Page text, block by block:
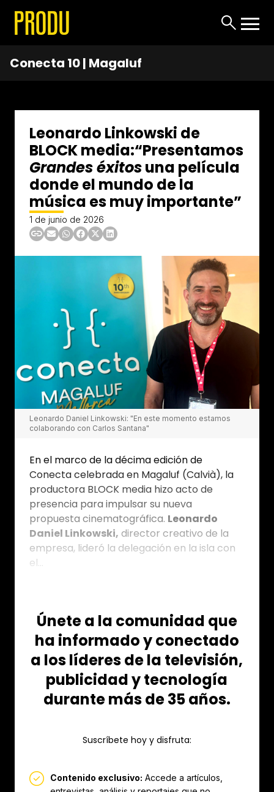
Conecta 10 | Magaluf
Leonardo Linkowski de
BLOCK media:“Presentamos
Grandes éxitosuna película
donde el mundo de la
música es muy importante”
1 de junio de 2026
Leonardo Daniel Linkowski: "En este momento estamos
colaborando con Carlos Santana"
En el marco de la décima edición de
Conecta celebrada en Magaluf (Calvià), la
productora BLOCK media hizo acto de
presencia para impulsar su nueva
propuesta cinematográfica. Leonardo
Daniel Linkowski, director creativo de la
empresa, lideró la delegación en la isla con
el...
Únete a la comunidad que
ha informado y conectado
a los líderes de la televisión,
publicidad y tecnología
durante más de 35 años.
Suscríbete hoy y disfruta:
Contenido exclusivo: Accede a artículos,